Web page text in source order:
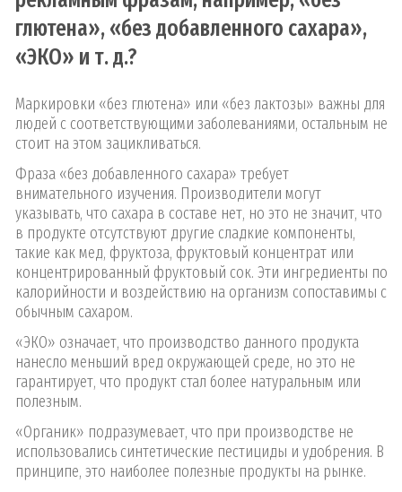
глютена», «без добавленного сахара»,
«ЭКО» и т. д.?
Маркировки «без глютена» или «без лактозы» важны для
людей с соответствующими заболеваниями, остальным не
стоит на этом зацикливаться.
Фраза «без добавленного сахара» требует
внимательного изучения. Производители могут
указывать, что сахара в составе нет, но это не значит, что
в продукте отсутствуют другие сладкие компоненты,
такие как мед, фруктоза, фруктовый концентрат или
концентрированный фруктовый сок. Эти ингредиенты по
калорийности и воздействию на организм сопоставимы с
обычным сахаром.
«ЭКО» означает, что производство данного продукта
нанесло меньший вред окружающей среде, но это не
гарантирует, что продукт стал более натуральным или
полезным.
«Органик» подразумевает, что при производстве не
использовались синтетические пестициды и удобрения. В
принципе, это наиболее полезные продукты на рынке.